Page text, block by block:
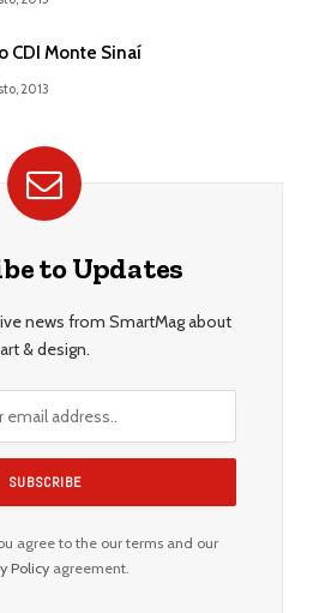
CDI Monte Sinaí
2013
to Updates
news from SmartMag about
art & design.
agree to the our terms and our
Policyagreement.